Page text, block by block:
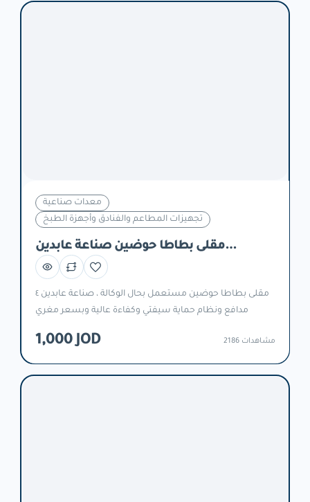
معدات صناعية
تجهيزات المطاعم والفنادق وأجهزة الطبخ
مقلى بطاطا حوضين صناعة عابدين
مستعمل
مقلى بطاطا حوضين مستعمل بحال الوكالة ، صناعة عابدين ٤
مدافع ونظام حماية سيفتي وكفاءة عالية وبسعر مغري
1,000 JOD 2186 مشاهدات